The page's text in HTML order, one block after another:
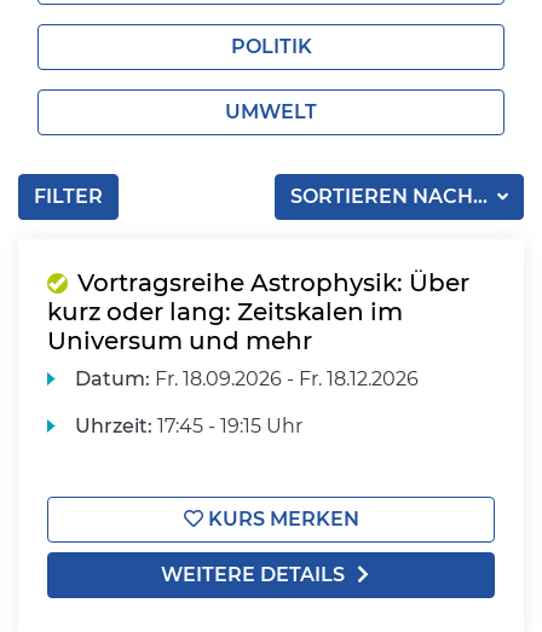
POLITIK
UMWELT
SORTIEREN NACH...
FILTER
Vortragsreihe Astrophysik: Über
kurz oder lang: Zeitskalen im
Universum und mehr
Datum: Fr. 18.09.2026 - Fr. 18.12.2026
Uhrzeit: 17:45 - 19:15 Uhr
KURS MERKEN
WEITERE DETAILS